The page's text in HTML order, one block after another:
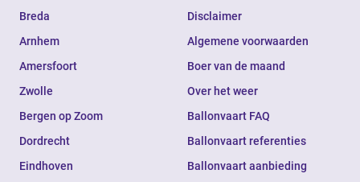
Breda
Arnhem
Amersfoort
Zwolle
Bergen op Zoom
Dordrecht
Eindhoven
Disclaimer
Algemene voorwaarden
Boer van de maand
Over het weer
Ballonvaart FAQ
Ballonvaart referenties
Ballonvaart aanbieding